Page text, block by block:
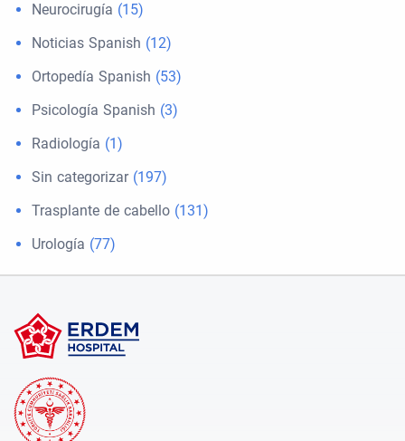
Neurocirugía (15)
Noticias Spanish (12)
Ortopedía Spanish (53)
Psicología Spanish (3)
Radiología (1)
Sin categorizar(197)
Trasplante de cabello (131)
Urología (77)